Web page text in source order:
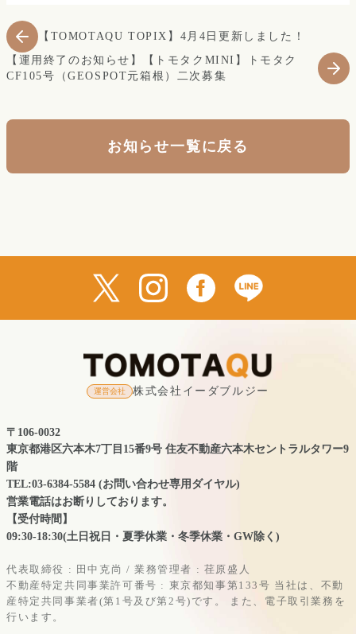
【TOMOTAQU TOPIX】4月4日更新しました！
【運用終了のお知らせ】【トモタクMINI】トモタク
CF105号（GEOSPOT元箱根）二次募集
お知らせ一覧に戻る
運営会社 株式会社イーダブルジー
〒106-0032
東京都港区六本木7丁目15番9号 住友不動産六本木セントラルタワー9
階
TEL:03-6384-5584 (お問い合わせ専用ダイヤル)
営業電話はお断りしております。
【受付時間】
09:30-18:30(土日祝日・夏季休業・冬季休業・GW除く)
代表取締役 : 田中克尚 / 業務管理者 : 荏原盛人
不動産特定共同事業許可番号 : 東京都知事第133号 当社は、不動
産特定共同事業者(第1号及び第2号)です。
また、電子取引業務を
行います。